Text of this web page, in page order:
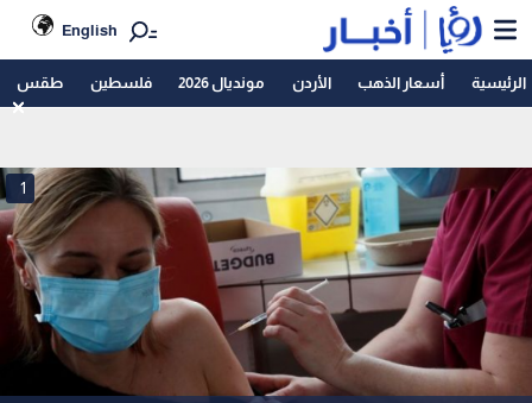
English
الرئيسية أسعار الذهب الأردن مونديال 2026 فلسطين طقس
1